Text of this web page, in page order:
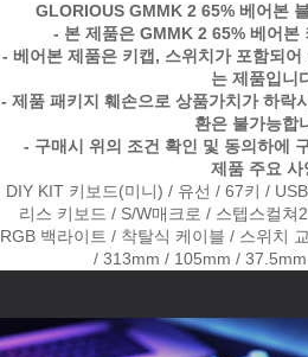
GLORIOUS GMMK 2 65% 베어본
- 본 제품은 GMMK 2 65% 베어본
- 베어본 제품은 키캡, 스위치가 포함되
는 제품입니
- 제품 패키지 훼손으로 상품가치가 하락
환은 불가능합
- 구매시 위의 조건 확인 및 동의하에
제품 주요 사
DIY KIT 키보드(미니) / 유선 / 67키 /
리스 키보드 / S/W매크로 / 스텝스컬쳐
RGB 백라이트 / 착탈식 케이블 / 스위치
/ 313mm / 105mm /